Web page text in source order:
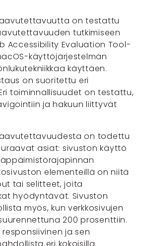
on testattu
tutkimiseen
Accessibility Evaluation Tool-
käyttöjärjestelmän
käyttäen.
on suoritettu eri
toiminnallisuudet on testattu,
ja hakuun liittyvät
on todettu
asiat: sivuston käyttö
elementeillä on niitä
tai selitteet, joita
hyödyntävät. Sivuston
myös, kun verkkosivujen
200 prosenttiin.
ja sen